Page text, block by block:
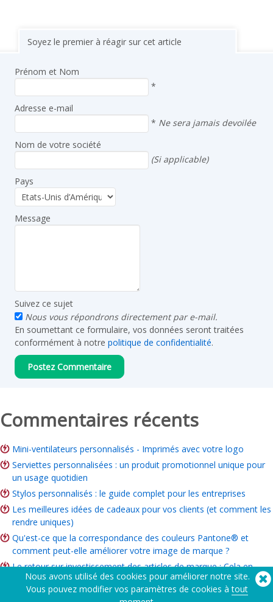
Soyez le premier à réagir sur cet article
Prénom et Nom
*
Adresse e-mail
* Ne sera jamais devoilée
Nom de votre société
(Si applicable)
Pays
Message
Suivez ce sujet
Nous vous répondrons directement par e-mail.
En soumettant ce formulaire, vos données seront traitées
conformément à notre politique de confidentialité.
Commentaires récents
Mini-ventilateurs personnalisés - Imprimés avec votre logo
Serviettes personnalisées : un produit promotionnel unique pour
un usage quotidien
Stylos personnalisés : le guide complet pour les entreprises
Les meilleures idées de cadeaux pour vos clients (et comment les
rendre uniques)
Qu'est-ce que la correspondance des couleurs Pantone® et
comment peut-elle améliorer votre image de marque ?
Le retour sur investissement des articles de marque : Cela en
vaut-il la peine pour votre entreprise ?
Guide des articles de bienfaisance : Idées, budget et comment
Nous avons utilisé des cookies pour améliorer notre site.
Vous pouvez modifier vos paramètres de cookies àtout